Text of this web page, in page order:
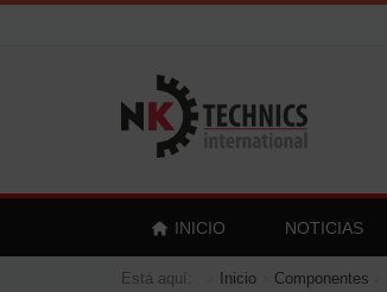
INICIO NOTICIAS
Está aquí: Inicio Componentes